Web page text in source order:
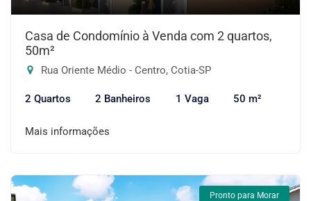
Casa de Condomínio à Venda com 2 quartos,
50m²
Rua Oriente Médio - Centro, Cotia-SP
2 Quartos 2 Banheiros 1 Vaga 50 m²
Mais informações
Pronto para Morar